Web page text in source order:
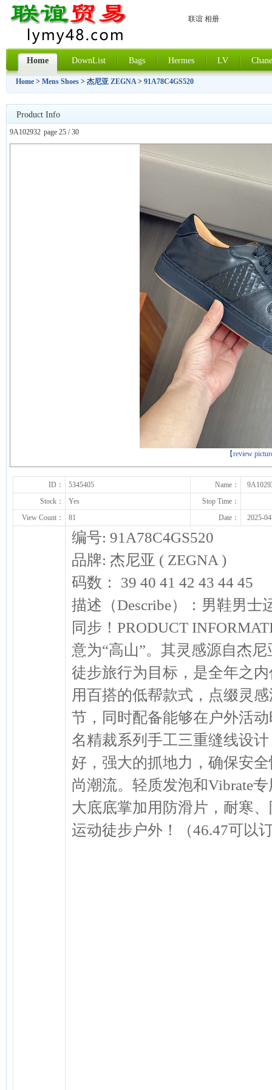
联谊 相册
Home DownList Bags Hermes LV
Home > Mens Shoes > 杰尼亚 ZEGNA> 91A78C4GS520
Product Info
9A102932 page 25 / 30
【review
ID： 5345405 Name：
Stock：
Yes
Stop Time：
View Count：
81 Date： 2025-
编号: 91A78C4GS520
品牌: 杰尼亚 ( ZEGNA )
码数： 39 40 41 42 43 44 45
描述（Describe）：男鞋男
同步！PRODUCT
意为“高山”。其灵感源自杰
徒步旅行为目标，是全年之
用百搭的低帮款式，点缀灵
节，同时配备能够在户外活
名精裁系列手工三重缝线设
好，强大的抓地力，确保安
尚潮流。轻质发泡和Vibrate
大底底掌加用防滑片，耐寒
运动徒步户外！（46.47可以